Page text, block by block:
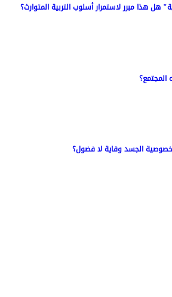
هل هذا مبرر لاستمرار أسلوب التربية المتوارث؟
بخصوصية الجسد وقاية لا فضول؟